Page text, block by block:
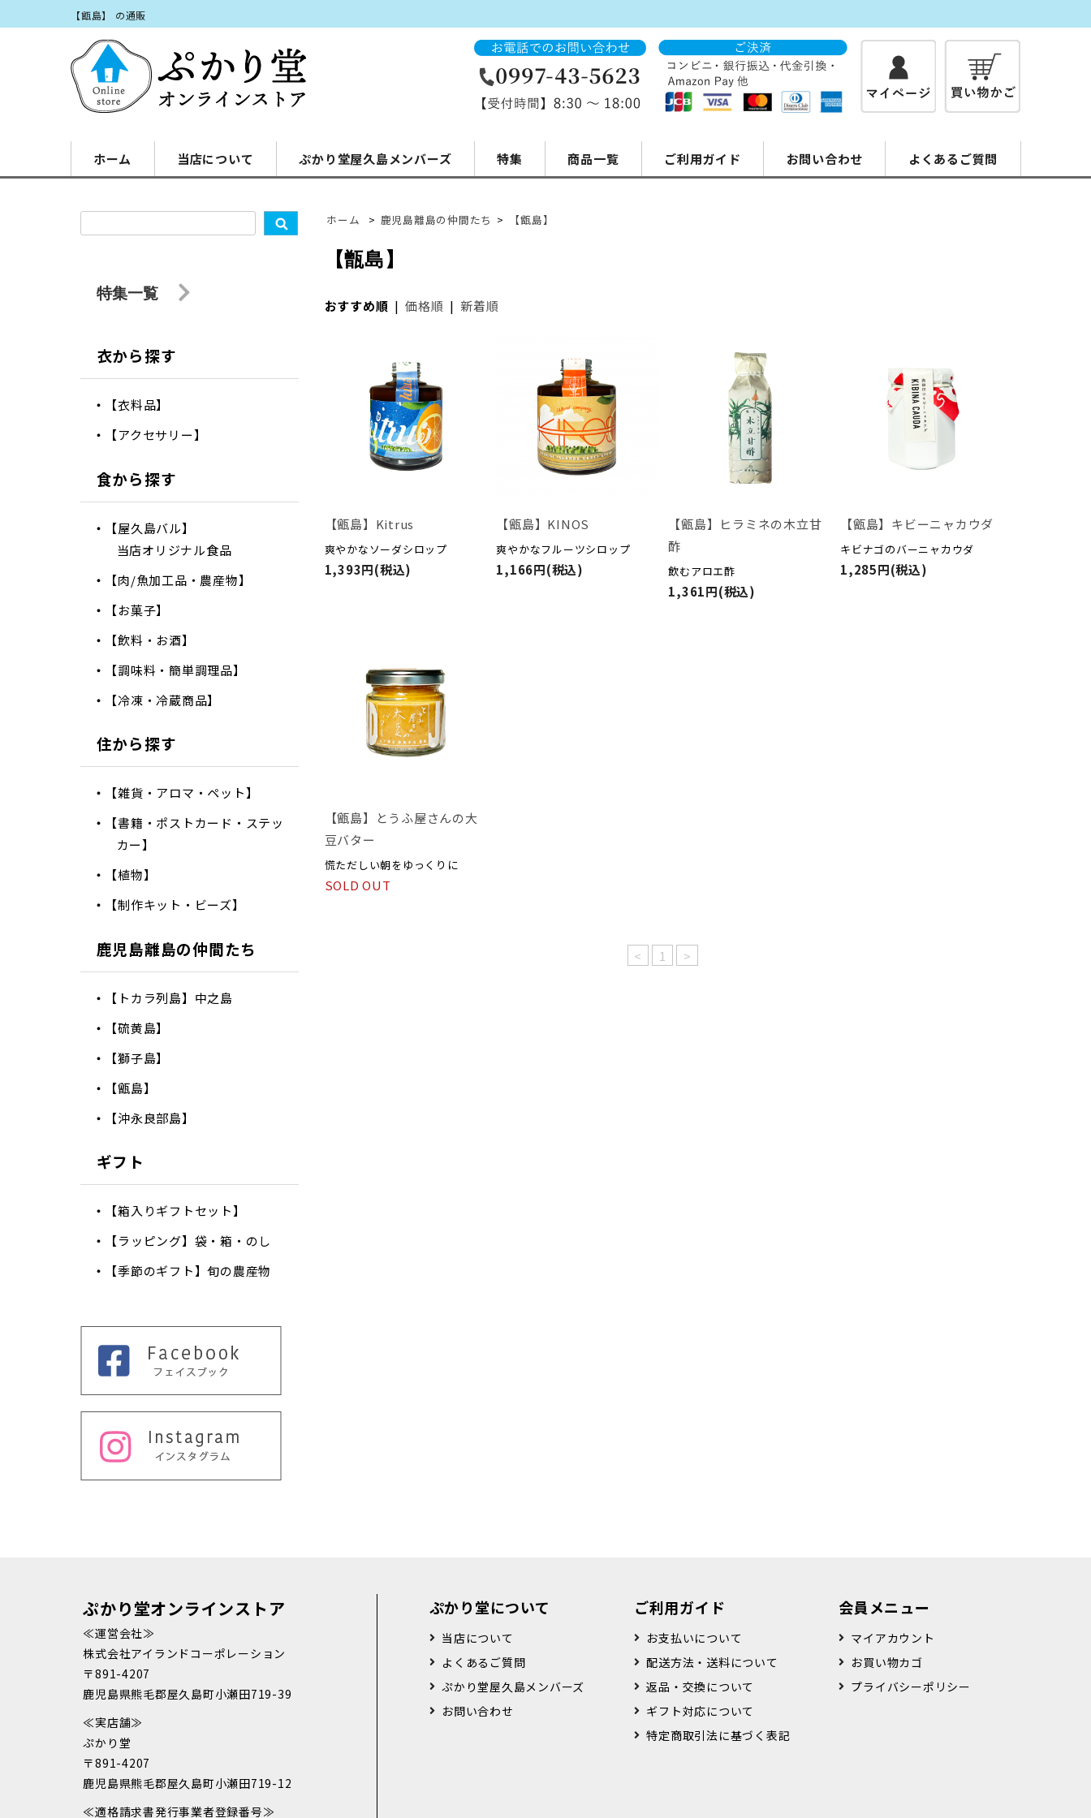
【甑島】 の通販
ホーム 当店について ぷかり堂屋久島メンバーズ 特集 商品一覧 ご利用ガイド お問い合わせ よくあるご質問
ホーム > 鹿児島離島の仲間たち > 【甑島】
【甑島】
おすすめ順 |価格順 | 新着順
【甑島】Kitrus
爽やかなソーダシロップ
1,393円(税込)
【甑島】KINOS
爽やかなフルーツシロップ
1,166円(税込)
【甑島】ヒラミネの木立甘
酢
飲むアロエ酢
1,361円(税込)
【甑島】キビーニャカウダ
キビナゴのバーニャカウダ
1,285円(税込)
【甑島】とうふ屋さんの大
豆バター
慌ただしい朝をゆっくりに
SOLD OUT
< 1 >
特集一覧
衣から探す
【衣料品】
【アクセサリー】
食から探す
【屋久島バル】
当店オリジナル食品
【肉/魚加工品・農産物】
【お菓子】
【飲料・お酒】
【調味料・簡単調理品】
【冷凍・冷蔵商品】
住から探す
【雑貨・アロマ・ペット】
【書籍・ポストカード・ステッ
カー】
【植物】
【制作キット・ビーズ】
鹿児島離島の仲間たち
【トカラ列島】中之島
【硫黄島】
【獅子島】
【甑島】
【沖永良部島】
ギフト
【箱入りギフトセット】
【ラッピング】袋・箱・のし
【季節のギフト】旬の農産物
ぷかり堂オンラインストア
≪運営会社≫
株式会社アイランドコーポレーション
〒891-4207
鹿児島県熊毛郡屋久島町小瀬田719-39
≪実店舗≫
ぷかり堂
〒891-4207
鹿児島県熊毛郡屋久島町小瀬田719-12
≪適格請求書発行事業者登録番号≫
ぷかり堂について
当店について
よくあるご質問
ぷかり堂屋久島メンバーズ
お問い合わせ
ご利用ガイド
お支払いについて
配送方法・送料について
返品・交換について
ギフト対応について
特定商取引法に基づく表記
会員メニュー
マイアカウント
お買い物カゴ
プライバシーポリシー